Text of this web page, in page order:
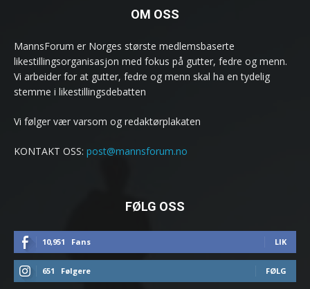
OM OSS
MannsForum er Norges største medlemsbaserte
likestillingsorganisasjon med fokus på gutter, fedre og menn.
Vi arbeider for at gutter, fedre og menn skal ha en tydelig
stemme i likestillingsdebatten
Vi følger vær varsom og redaktørplakaten
KONTAKT OSS: post@mannsforum.no
FØLG OSS
10,951 Fans LIK
651 Følgere FØLG